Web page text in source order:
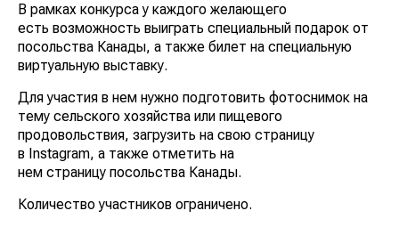
В рамках конкурса у каждого желающего
есть возможность выиграть специальный подарок от
посольства Канады, а также билет на специальную
виртуальную выставку.
Для участия в нем нужно подготовить фотоснимок на
тему сельского хозяйства или пищевого
продовольствия, загрузить на свою страницу
в Instagram, а также отметить на
нем страницу посольства Канады.
Количество участников ограничено.